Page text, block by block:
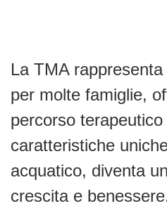
La TMA
per molte famiglie,
percorso
caratteristiche
acquatico, diventa
crescita e